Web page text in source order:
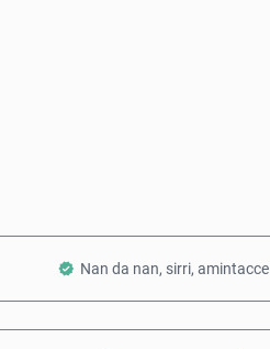
Nan da nan, sirri, amintacce